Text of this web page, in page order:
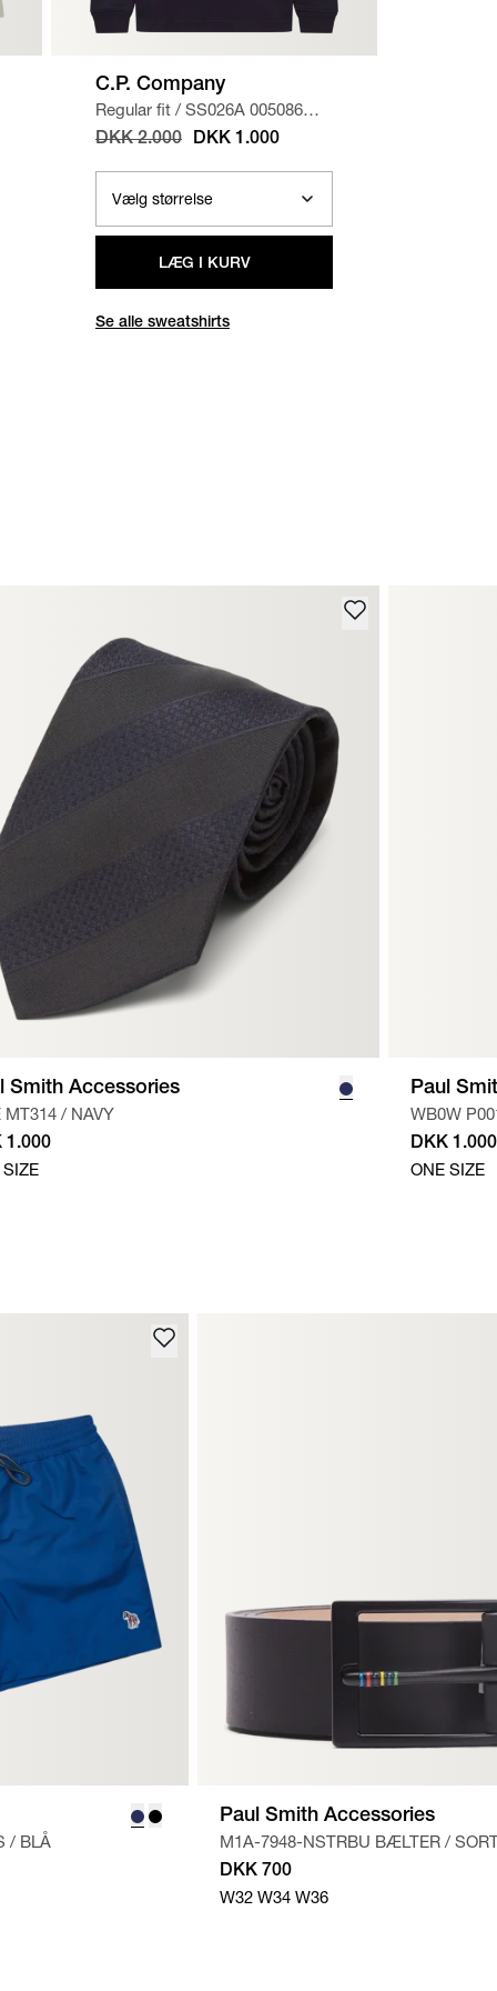
C.P. Company
Regular fit / SS026A 005086W
SWEATSHIRT / NAVY
DKK 2.000 DKK 1.000
LÆG I KURV
Se alle sweatshirts
Smith Accessories
MT314 / NAVY
1.000
Paul
WB0W
DKK 1.000
ONE SIZE
/ BLÅ
Paul Smith Accessories
M1A-7948-NSTRBU BÆLTER /
DKK 700
W32 W34 W36